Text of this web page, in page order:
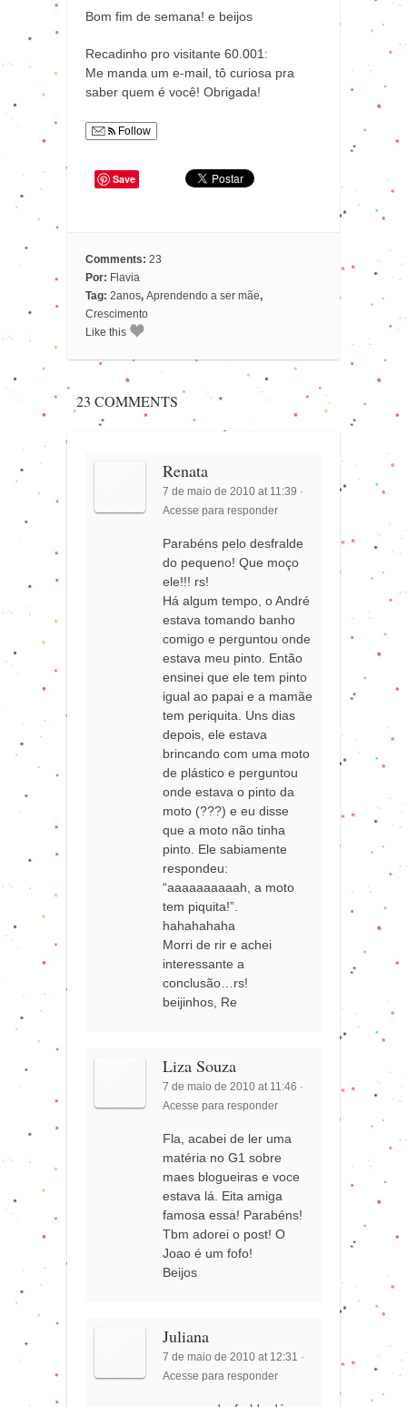
Bom fim de semana! e beijos
Recadinho pro visitante 60.001:
Me manda um e-mail, tô curiosa pra
saber quem é você! Obrigada!
Follow
Save
Comments: 23
Por: Flavia
Tag: 2anos, Aprendendo a ser mãe,
Crescimento
Like this
23 COMMENTS
Renata
7 de maio de 2010 at 11:39 ·
Acesse para responder
Parabéns pelo desfralde
do pequeno! Que moço
ele!!! rs!
Há algum tempo, o André
estava tomando banho
comigo e perguntou onde
estava meu pinto. Então
ensinei que ele tem pinto
igual ao papai e a mamãe
tem periquita. Uns dias
depois, ele estava
brincando com uma moto
de plástico e perguntou
onde estava o pinto da
moto (???) e eu disse
que a moto não tinha
pinto. Ele sabiamente
respondeu:
“aaaaaaaaaah, a moto
tem piquita!”.
hahahahaha
Morri de rir e achei
interessante a
conclusão…rs!
beijinhos, Re
Liza Souza
7 de maio de 2010 at 11:46 ·
Acesse para responder
Fla, acabei de ler uma
matéria no G1 sobre
maes blogueiras e voce
estava lá. Eita amiga
famosa essa! Parabéns!
Tbm adorei o post! O
Joao é um fofo!
Beijos
Juliana
7 de maio de 2010 at 12:31 ·
Acesse para responder